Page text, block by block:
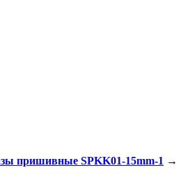
пришивные SPKK01-15mm-1 →